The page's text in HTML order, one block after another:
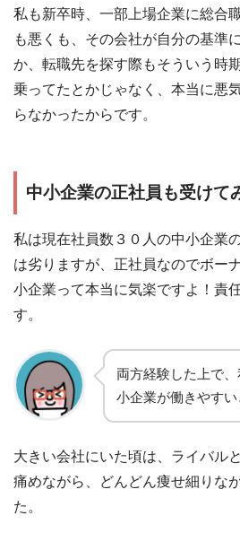
私も新卒時、一部上場企業に総合
も悪くも、その会社が自分の基準
か、転職先を探す際もそういう時
乗ってたとかじゃなく、本当に悪
らなかったからです。
中小企業の正社員も受けて
私は現在社員数３０人の中小企業
は劣りますが、正社員なのでボー
小企業って本当に気楽ですよ！責
す。
両方経験した上で
小企業が働きやすい
大きい会社にいた頃は、ライバル
痛めながら、どんどん痩せ細りな
た。